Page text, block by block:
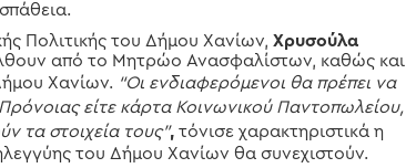
Πολιτικής του Δήμου Χανίων, Χρυσούλα
από το Μητρώο Ανασφαλίστων, καθώς και
Χανίων. “Οι ενδιαφερόμενοι θα πρέπει να
είτε κάρτα Κοινωνικού Παντοπωλείου,
τα στοιχεία τους”, τόνισε χαρακτηριστικά η
του Δήμου Χανίων θα συνεχιστούν.